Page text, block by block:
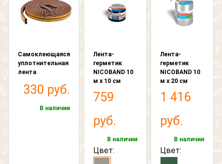
Самоклеющаяся
уплотнительная
лента
330 руб.
В наличии
Лента-
герметик
NICOBAND 10
м х 10 см
759
руб.
В наличии
Цвет:
Лента-
герметик
NICOBAND 10
м х 20 см
1 416
руб.
В наличии
Цвет: